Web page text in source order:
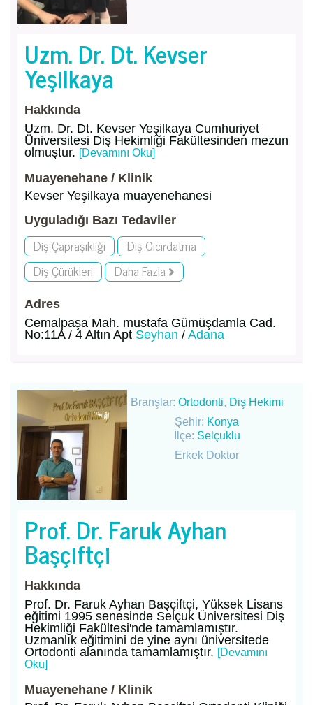
Uzm. Dr. Dt. Kevser
Yeşilkaya
Hakkında
Uzm. Dr. Dt. Kevser Yeşilkaya Cumhuriyet
Üniversitesi Diş Hekimliği Fakültesinden mezun
olmuştur. [Devamını Oku]
Muayenehane / Klinik
Kevser Yeşilkaya muayenehanesi
Uyguladığı Bazı Tedaviler
Diş Çapraşıklığı
Diş Gıcırdatma
Diş Çürükleri
Daha Fazla
Adres
Cemalpaşa Mah. mustafa Gümüşdamla Cad.
No:11A / 4 Altın Apt Seyhan / Adana
Branşlar: Ortodonti, Diş Hekimi
Şehir: Konya
İlçe: Selçuklu
Erkek Doktor
Prof. Dr. Faruk Ayhan
Başçiftçi
Hakkında
Prof. Dr. Faruk Ayhan Başçiftçi, Yüksek Lisans
eğitimi 1995 senesinde Selçuk Üniversitesi Diş
Hekimliği Fakültesi'nde tamamlamıştır.
Uzmanlık eğitimini de yine aynı üniversitede
Ortodonti alanında tamamlamıştır. [Devamını
Oku]
Muayenehane / Klinik